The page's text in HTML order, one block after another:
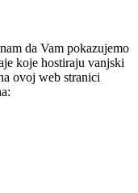
da Vam pokazujemo
koje hostiraju vanjski
ovoj web stranici